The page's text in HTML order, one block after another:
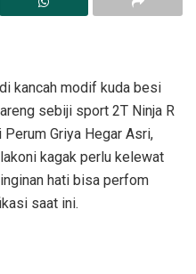
kancah modif kuda besi
sebiji sport 2T Ninja R
Griya Hegar Asri,
kagak perlu kelewat
hati bisa perfom
saat ini.